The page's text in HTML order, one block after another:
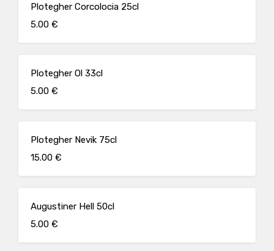
Plotegher Corcolocia 25cl
5.00 €
Plotegher Ol 33cl
5.00 €
Plotegher Nevik 75cl
15.00 €
Augustiner Hell 50cl
5.00 €